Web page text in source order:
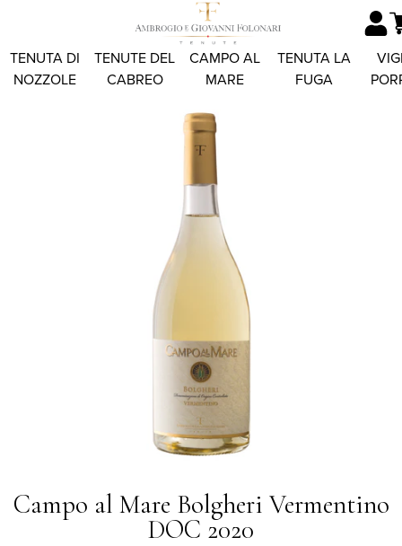
TENUTA DI
NOZZOLE
TENUTE DEL
CABREO
CAMPO AL
MARE
TENUTA LA
FUGA
Campo al Mare Bolgheri Vermentino
DOC 2020